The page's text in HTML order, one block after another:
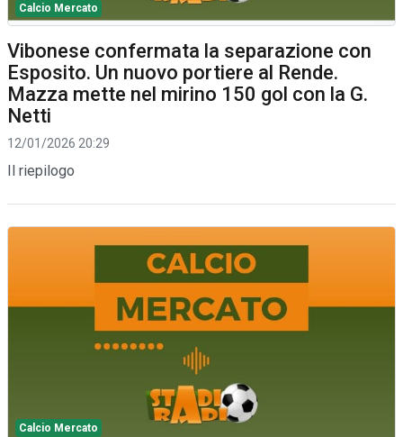
Calcio Mercato
Vibonese confermata la separazione con
Esposito. Un nuovo portiere al Rende.
Mazza mette nel mirino 150 gol con la G.
Netti
12/01/2026 20:29
Il riepilogo
Calcio Mercato